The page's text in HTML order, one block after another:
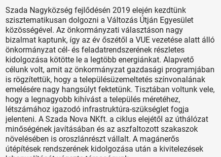
Szada Nagyközség fejlődésén 2019 elején kezdtünk
szisztematikusan dolgozni a Változás Útján Egyesület
közösségével. Az önkormányzati választáson nagy
bizalmat kaptunk, így az év őszétől a VUE vezetése alatt álló
önkormányzat cél- és feladatrendszerének részletes
kidolgozása kötötte le a legtöbb energiánkat. Alapvető
célunk volt, amit az önkormányzat gazdasági programjában
is rögzítettük, hogy a településüzemeltetés színvonalának
emelésére nagy hangsúlyt fektetünk. Tisztában voltunk vele,
hogy a legnagyobb kihívást a település méretéhez,
létszámához igazodó infrastruktúra-szükséglet fogja
jelenteni. A Szada Nova NKft. a ciklus elejétől az úthálózat
minőségének javításában és az aszfaltozott szakaszok
növelésében is oroszlánrészt vállalt. A magánerős
útépítések rendszerének kidolgozása után a kivitelezések